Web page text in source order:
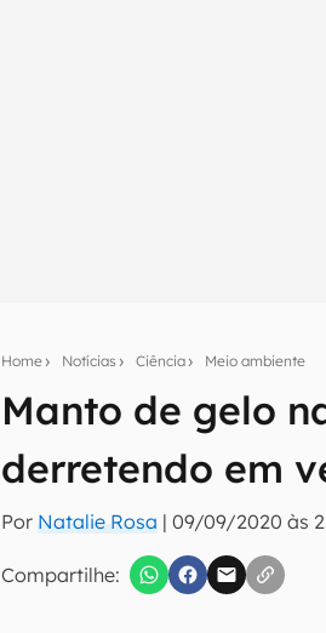
Home Notícias Ciência Meio ambiente
Manto de gelo
derretendo em
Por Natalie Rosa |09/09/2020 às
Compartilhe:
Seu resumo
Assine a newsletter do
mão.